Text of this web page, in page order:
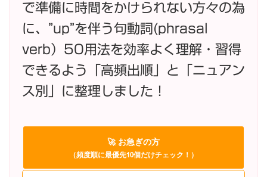
で準備に時間をかけられない方々の為
に、”up”を伴う句動詞(phrasal
verb）50用法を効率よく理解・習得
できるよう「高頻出順」と「ニュアン
ス別」に整理しました！
🚀 お急ぎの方
（頻度順に最優先10個だけチェック！）